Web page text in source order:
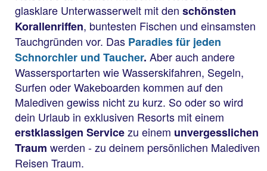
glasklare Unterwasserwelt mit den schönsten
Korallenriffen, buntesten Fischen und einsamsten
Tauchgründen vor. Das Paradies für jeden
Schnorchler und Taucher. Aber auch andere
Wassersportarten wie Wasserskifahren, Segeln,
Surfen oder Wakeboarden kommen auf den
Malediven gewiss nicht zu kurz. So oder so wird
dein Urlaub in exklusiven Resorts mit einem
erstklassigen Servicezu einem unvergesslichen
Traum werden - zu deinem persönlichen Malediven
Reisen Traum.